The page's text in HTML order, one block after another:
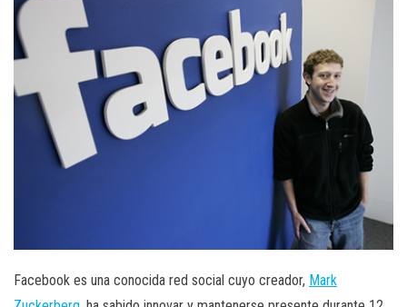
Facebook es una conocida red social cuyo creador, Mark